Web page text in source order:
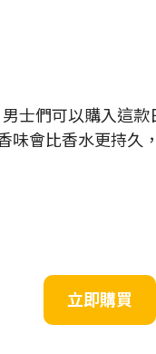
士們可以購入這
味會比香水更持
立即購買